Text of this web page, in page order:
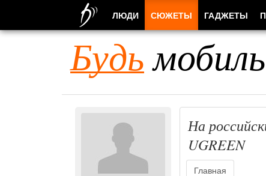
Будь
На
UGREEN
Главная
ЛЮДИ СЮЖЕТЫ ГАДЖЕТЫ